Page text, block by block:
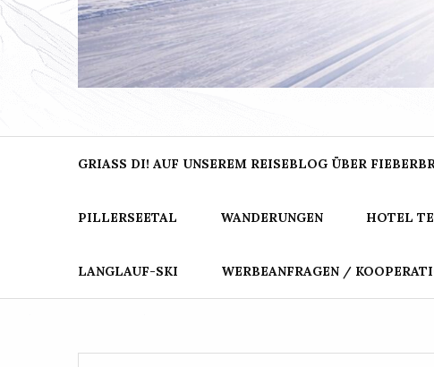
GRIASS DI! AUF UNSEREM REISEBLOG ÜBER
PILLERSEETAL WANDERUNGEN HOTEL
LANGLAUF-SKI WERBEANFRAGEN /